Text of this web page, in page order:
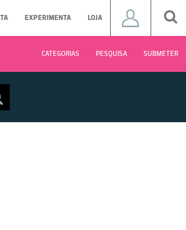
EXPERIMENTA LOJA
CATEGORIAS PESQUISA SUBMETER